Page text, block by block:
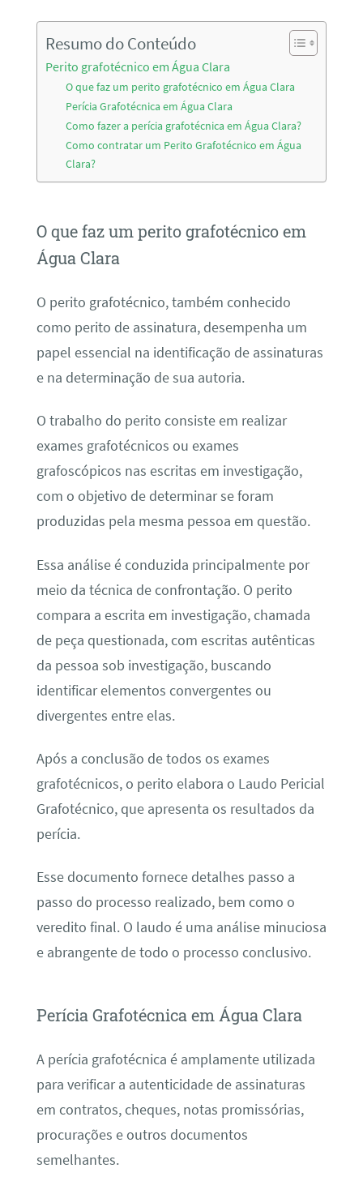
Resumo do Conteúdo
Perito grafotécnico em Água Clara
O que faz um perito grafotécnico em Água Clara
Perícia Grafotécnica em Água Clara
Como fazer a perícia grafotécnica em Água Clara?
Como contratar um Perito Grafotécnico em Água
Clara?
O que faz um perito grafotécnico em
Água Clara
O perito grafotécnico, também conhecido
como perito de assinatura, desempenha um
papel essencial na identificação de assinaturas
e na determinação de sua autoria.
O trabalho do perito consiste em realizar
exames grafotécnicos ou exames
grafoscópicos nas escritas em investigação,
com o objetivo de determinar se foram
produzidas pela mesma pessoa em questão.
Essa análise é conduzida principalmente por
meio da técnica de confrontação. O perito
compara a escrita em investigação, chamada
de peça questionada, com escritas autênticas
da pessoa sob investigação, buscando
identificar elementos convergentes ou
divergentes entre elas.
Após a conclusão de todos os exames
grafotécnicos, o perito elabora o Laudo Pericial
Grafotécnico, que apresenta os resultados da
perícia.
Esse documento fornece detalhes passo a
passo do processo realizado, bem como o
veredito final. O laudo é uma análise minuciosa
e abrangente de todo o processo conclusivo.
Perícia Grafotécnica em Água Clara
A perícia grafotécnica é amplamente utilizada
para verificar a autenticidade de assinaturas
em contratos, cheques, notas promissórias,
procurações e outros documentos
semelhantes.